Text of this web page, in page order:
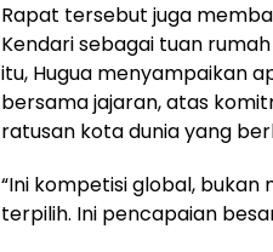
Rapat tersebut juga
Kendari sebagai tuan
itu, Hugua menyampaikan
bersama jajaran, atas
ratusan kota dunia yang
“Ini kompetisi global,
terpilih. Ini pencapaian